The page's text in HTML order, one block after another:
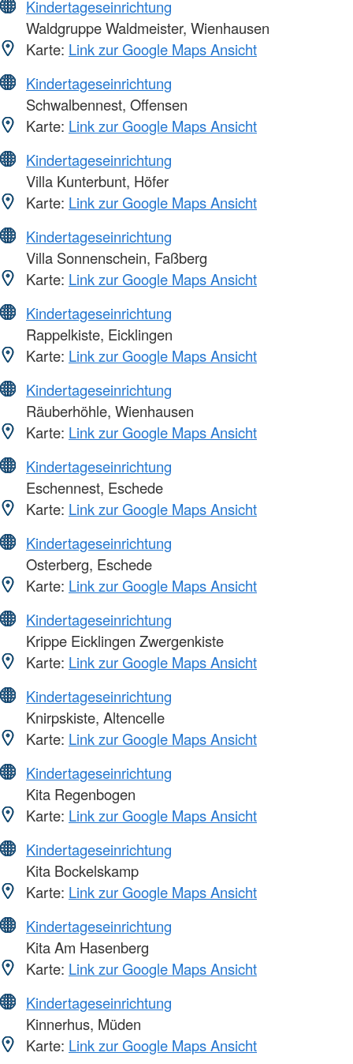
Kindertageseinrichtung
Waldgruppe Waldmeister, Wienhausen
Karte: Link zur Google Maps Ansicht
Kindertageseinrichtung
Schwalbennest, Offensen
Karte: Link zur Google Maps Ansicht
Kindertageseinrichtung
Villa Kunterbunt, Höfer
Karte: Link zur Google Maps Ansicht
Kindertageseinrichtung
Villa Sonnenschein, Faßberg
Karte: Link zur Google Maps Ansicht
Kindertageseinrichtung
Rappelkiste, Eicklingen
Karte: Link zur Google Maps Ansicht
Kindertageseinrichtung
Räuberhöhle, Wienhausen
Karte: Link zur Google Maps Ansicht
Kindertageseinrichtung
Eschennest, Eschede
Karte: Link zur Google Maps Ansicht
Kindertageseinrichtung
Osterberg, Eschede
Karte: Link zur Google Maps Ansicht
Kindertageseinrichtung
Krippe Eicklingen Zwergenkiste
Karte: Link zur Google Maps Ansicht
Kindertageseinrichtung
Knirpskiste, Altencelle
Karte: Link zur Google Maps Ansicht
Kindertageseinrichtung
Kita Regenbogen
Karte: Link zur Google Maps Ansicht
Kindertageseinrichtung
Kita Bockelskamp
Karte: Link zur Google Maps Ansicht
Kindertageseinrichtung
Kita Am Hasenberg
Karte: Link zur Google Maps Ansicht
Kindertageseinrichtung
Kinnerhus, Müden
Karte: Link zur Google Maps Ansicht